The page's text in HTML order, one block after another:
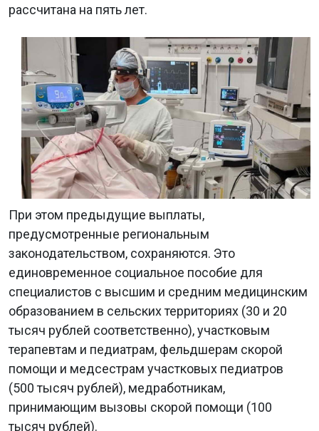
рассчитана на пять лет.
При этом предыдущие выплаты,
предусмотренные региональным
законодательством, сохраняются. Это
единовременное социальное пособие для
специалистов с высшим и средним медицинским
образованием в сельских территориях (30 и 20
тысяч рублей соответственно), участковым
терапевтам и педиатрам, фельдшерам скорой
помощи и медсестрам участковых педиатров
(500 тысяч рублей), медработникам,
принимающим вызовы скорой помощи (100
тысяч рублей).